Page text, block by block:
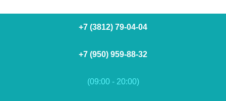
+7 (3812) 79-04-04
+7 (950) 959-88-32
(09:00 - 20:00)